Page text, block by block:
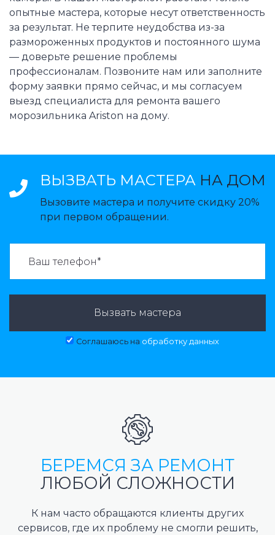
опытные мастера, которые несут ответственность
за результат. Не терпите неудобства из-за
размороженных продуктов и постоянного шума
— доверьте решение проблемы
профессионалам. Позвоните нам или заполните
форму заявки прямо сейчас, и мы согласуем
выезд специалиста для ремонта вашего
морозильника Ariston на дому.
ВЫЗВАТЬ МАСТЕРА НА ДОМ
Вызовите мастера и получите скидку 20%
при первом обращении.
Вызвать мастера
Соглашаюсь на обработку данных
БЕРЕМСЯ ЗА РЕМОНТ
ЛЮБОЙ СЛОЖНОСТИ
К нам часто обращаются клиенты других
сервисов, где их проблему не смогли решить,